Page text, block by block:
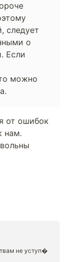
следует
о
Если
можно
от ошибок
нам.
не уступ�